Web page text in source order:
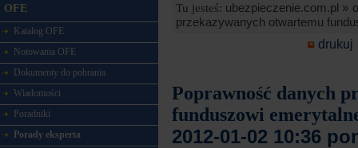
OFE
Katalog OFE
Notowania OFE
Dokumenty do pobrania
Wiadomości
Poradniki
Porady eksperta
Tu jesteś: ubezpieczenie.com.pl »
przekazywanych otwartemu
drukuj
Poprawność danych
funduszowi
2012-01-02 10:36